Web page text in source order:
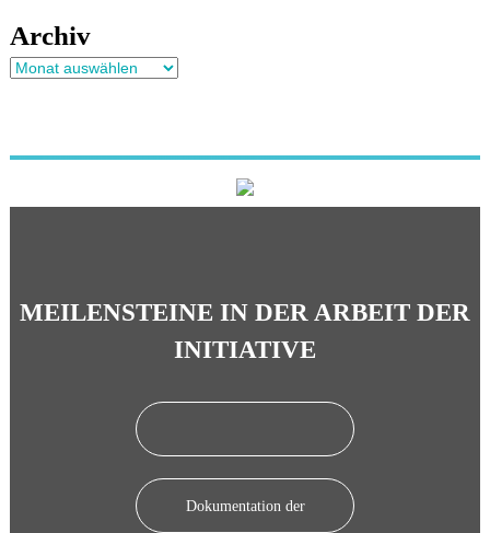
Archiv
A
i
MEILENSTEINE IN DER ARBEIT DER
INITIATIVE
Dokumentation der